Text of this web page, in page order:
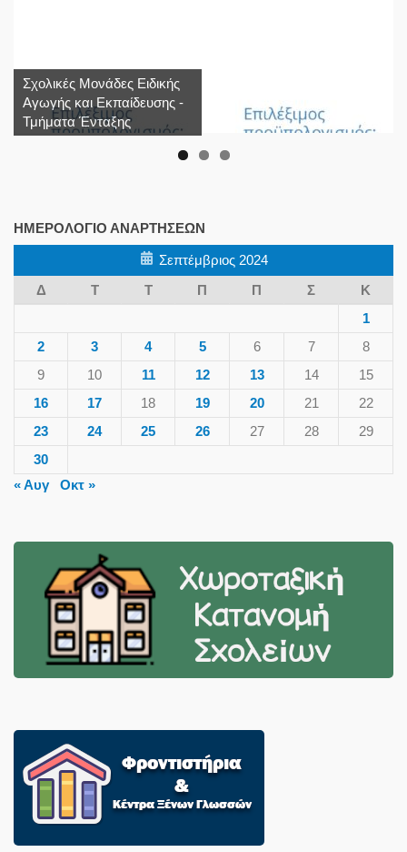
Σχολικές Μονάδες Ειδικής
Αγωγής και Εκπαίδευσης -
Τμήματα Ένταξης
ΗΜΕΡΟΛΌΓΙΟ ΑΝΑΡΤΉΣΕΩΝ
Σεπτέμβριος 2024
Δ
Τ Τ Π Π Σ
Κ
1
2
3 4 5 6 7
8
9
10 11 12 13 14
15
16
17 18 19 20 21
22
23
24 25 26 27 28
29
30
« Αυγ
Οκτ »